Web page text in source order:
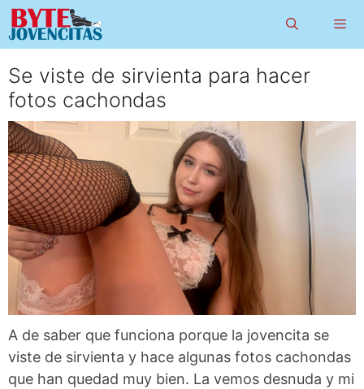
Saltar
al
contenido
Se viste de sirvienta para hacer
fotos cachondas
A de saber que funciona porque la jovencita se
viste de sirvienta y hace algunas fotos cachondas
que han quedad muy bien. La vemos desnuda y mi